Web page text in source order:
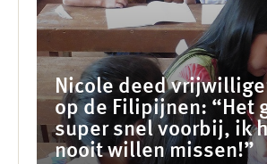
Nicole deed
op de Filipijnen: “Het
super snel voorbij, ik
nooit willen missen!”